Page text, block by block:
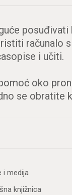
posuđivati
računalo
i učiti.
oko
se obratite
i medija
knjižnica